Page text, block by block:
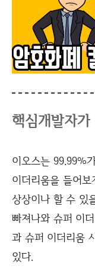
핵심개발자
이오스는 99.99%
이더리움을 들어
상상이나 할 수 있
빠져나와 슈퍼 이
과 슈퍼 이더리움
있다.